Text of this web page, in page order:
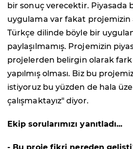
bir sonuç verecektir. Piyasada
uygulama var fakat projemizin
Türkçe dilinde böyle bir
paylaşılmamış. Projemizin
projelerden belirgin olarak
yapılmış olması. Biz bu
istiyoruz bu yüzden de hala
çalışmaktayız" diyor.
Ekip sorularımızı yanıtladı...
- Bu proje fikri nereden